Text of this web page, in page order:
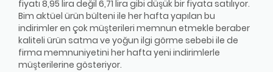
fiyatı 8,95 lira değil 6,71 lira gibi düşük bir fiyata satılıyor.
Bim aktüel ürün bülteni ile her hafta yapılan bu
indirimler en çok müşterileri memnun etmekle beraber
kaliteli ürün satma ve yoğun ilgi görme sebebi ile de
firma memnuniyetini her hafta yeni indirimlerle
müşterilerine gösteriyor.